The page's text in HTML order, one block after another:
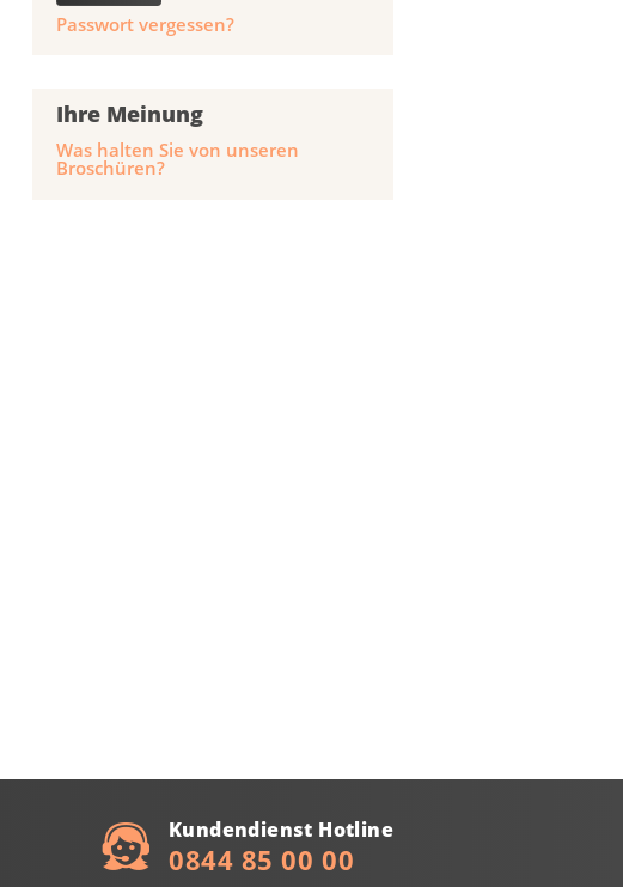
Passwort vergessen?
Ihre Meinung
Was halten Sie von unseren
Broschüren?
Kundendienst Hotline
0844 85 00 00